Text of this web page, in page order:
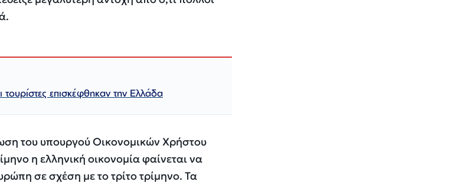
επισκέφθηκαν την Ελλάδα
του υπουργού Οικονομικών Χρήστου
η ελληνική οικονομία φαίνεται να
σε σχέση με το τρίτο τρίμηνο. Τα